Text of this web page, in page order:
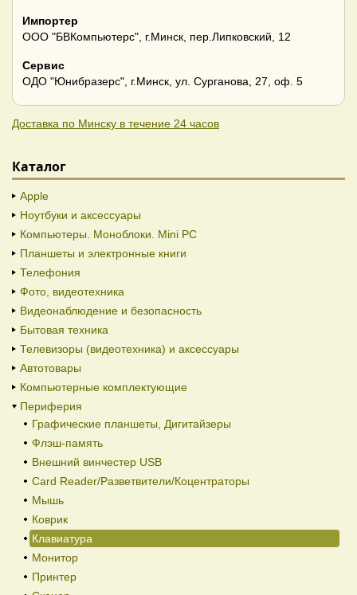
Импортер
ООО "БВКомпьютерс", г.Минск, пер.Липковский, 12
Сервис
ОДО "Юнибразерс", г.Минск, ул. Сурганова, 27, оф. 5
Доставка по Минску в течение 24 часов
Каталог
Apple
Ноутбуки и аксессуары
Компьютеры. Моноблоки. Mini PC
Планшеты и электронные книги
Телефония
Фото, видеотехника
Видеонаблюдение и безопасность
Бытовая техника
Телевизоры (видеотехника) и аксессуары
Автотовары
Компьютерные комплектующие
Периферия
Графические планшеты, Дигитайзеры
Флэш-память
Внешний винчестер USB
Card Reader/Разветвители/Коцентраторы
Мышь
Коврик
Клавиатура
Монитор
Принтер